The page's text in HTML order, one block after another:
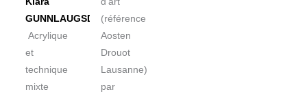
GUNNLAUGSDOTTIR
Acrylique
et
technique
mixte
(référence
Aosten
Drouot
Lausanne)
par